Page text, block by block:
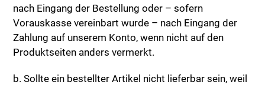
nach Eingang der Bestellung oder – sofern
Vorauskasse vereinbart wurde – nach Eingang der
Zahlung auf unserem Konto, wenn nicht auf den
Produktseiten anders vermerkt.
b. Sollte ein bestellter Artikel nicht lieferbar sein, weil